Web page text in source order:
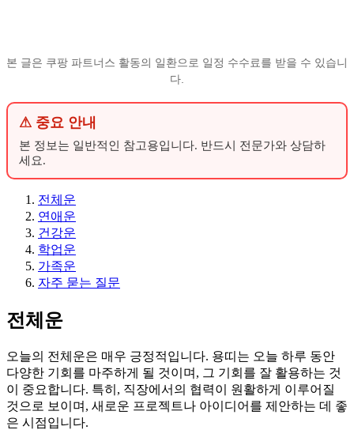
본 글은 쿠팡 파트너스 활동의 일환으로 일정 수수료를 받을 수 있습니
다.
⚠ 중요 안내
본 정보는 일반적인 참고용입니다. 반드시 전문가와 상담하
세요.
전체운
연애운
건강운
학업운
가족운
자주 묻는 질문
전체운
오늘의 전체운은 매우 긍정적입니다. 용띠는 오늘 하루 동안
다양한 기회를 마주하게 될 것이며, 그 기회를 잘 활용하는 것
이 중요합니다. 특히, 직장에서의 협력이 원활하게 이루어질
것으로 보이며, 새로운 프로젝트나 아이디어를 제안하는 데 좋
은 시점입니다.